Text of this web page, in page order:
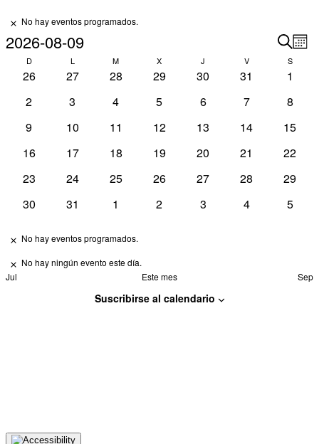
AvisoNo hay eventos programados.
de
vistas
Mes
2026-08-09
Selecciona
fecha.
Calendario
Eventos
D L M X J V S
0
26
0
27
0
28
0
29
0
30
0
31
0
1
0
2
0
3
0
4
0
5
0
6
0
7
0
8
0
9
0
10
0
11
0
12
0
13
0
14
0
15
0
16
0
17
0
18
0
19
0
20
0
21
0
22
0
23
0
24
0
25
0
26
0
27
0
28
0
29
0
30
0
31
0
1
0
2
0
3
0
4
0
5
AvisoNo hay eventos programados.
AvisoNo hay ningún evento este día.
Jul
Este mes Sep
Suscribirse al calendario